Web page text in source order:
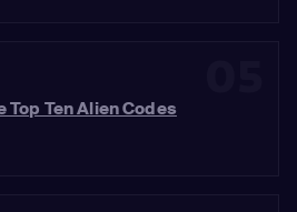
Top Ten Alien Codes